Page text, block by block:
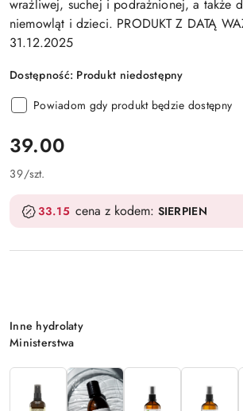
wrażliwej, suchej i podrażnionej, a także
niemowląt i dzieci. PRODUKT Z DATĄ
31.12.2025
Dostępność: Produkt niedostępny
Powiadom gdy produkt będzie dostępny
cena:
39.00
39/szt.
33.15 cena z kodem: SIERPIEN
Wariant
Inne hydrolaty
Ministerstwa